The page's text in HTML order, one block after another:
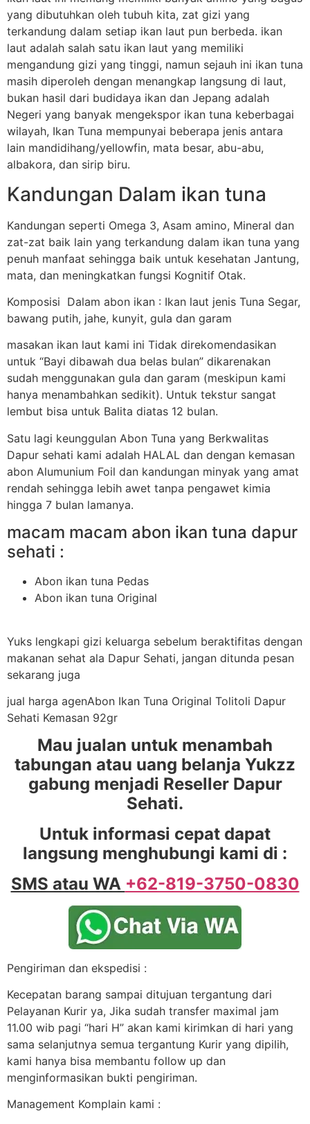
yang dibutuhkan oleh tubuh kita, zat gizi yang
terkandung dalam setiap ikan laut pun berbeda. ikan
laut adalah salah satu ikan laut yang memiliki
mengandung gizi yang tinggi, namun sejauh ini ikan tuna
masih diperoleh dengan menangkap langsung di laut,
bukan hasil dari budidaya ikan dan Jepang adalah
Negeri yang banyak mengekspor ikan tuna keberbagai
wilayah, Ikan Tuna mempunyai beberapa jenis antara
lain mandidihang/yellowfin, mata besar, abu-abu,
albakora, dan sirip biru.
Kandungan Dalam ikan tuna
Kandungan seperti Omega 3, Asam amino, Mineral dan
zat-zat baik lain yang terkandung dalam ikan tuna yang
penuh manfaat sehingga baik untuk kesehatan Jantung,
mata, dan meningkatkan fungsi Kognitif Otak.
Komposisi Dalam abon ikan : Ikan laut jenis Tuna Segar,
bawang putih, jahe, kunyit, gula dan garam
masakan ikan laut kami ini Tidak direkomendasikan
untuk “Bayi dibawah dua belas bulan” dikarenakan
sudah menggunakan gula dan garam (meskipun kami
hanya menambahkan sedikit). Untuk tekstur sangat
lembut bisa untuk Balita diatas 12 bulan.
Satu lagi keunggulan Abon Tuna yang Berkwalitas
Dapur sehati kami adalah HALAL dan dengan kemasan
abon Alumunium Foil dan kandungan minyak yang amat
rendah sehingga lebih awet tanpa pengawet kimia
hingga 7 bulan lamanya.
macam macam abon ikan tuna dapur
sehati :
Abon ikan tuna Pedas
Abon ikan tuna Original
Yuks lengkapi gizi keluarga sebelum beraktifitas dengan
makanan sehat ala Dapur Sehati, jangan ditunda pesan
sekarang juga
jual harga agenAbon Ikan Tuna Original Tolitoli Dapur
Sehati Kemasan 92gr
Mau jualan untuk menambah
tabungan atau uang belanja Yukzz
gabung menjadi Reseller Dapur
Sehati.
Untuk informasi cepat dapat
langsung menghubungi kami di :
SMS atau WA +62-819-3750-0830
Pengiriman dan ekspedisi :
Kecepatan barang sampai ditujuan tergantung dari
Pelayanan Kurir ya, Jika sudah transfer maximal jam
11.00 wib pagi “hari H” akan kami kirimkan di hari yang
sama selanjutnya semua tergantung Kurir yang dipilih,
kami hanya bisa membantu follow up dan
menginformasikan bukti pengiriman.
Management Komplain kami :